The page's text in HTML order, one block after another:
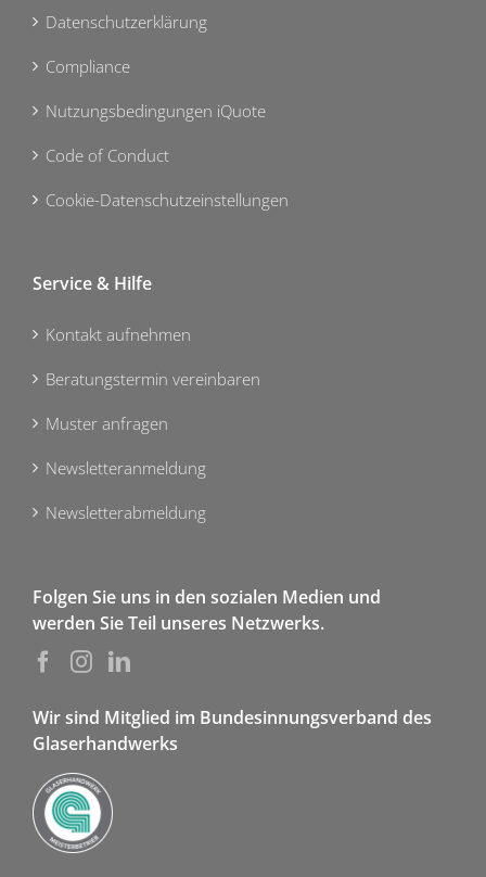
Datenschutzerklärung
Compliance
Nutzungsbedingungen iQuote
Code of Conduct
Cookie-Datenschutzeinstellungen
Service & Hilfe
Kontakt aufnehmen
Beratungstermin vereinbaren
Muster anfragen
Newsletteranmeldung
Newsletterabmeldung
Folgen Sie uns in den sozialen Medien und
werden Sie Teil unseres Netzwerks.
Wir sind Mitglied im Bundesinnungsverband des
Glaserhandwerks